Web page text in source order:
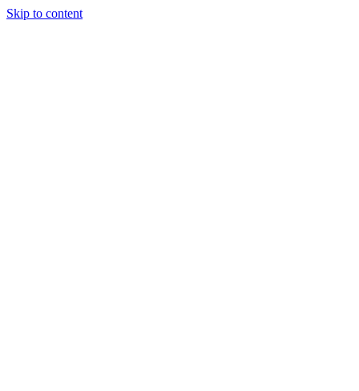
Skip to content